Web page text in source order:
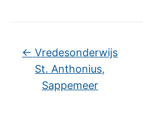
← Vredesonderwijs
St. Anthonius,
Sappemeer